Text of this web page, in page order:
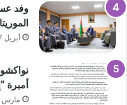
وفد
أبريل 7, 2026
أمبرة
مارس 16, 2026